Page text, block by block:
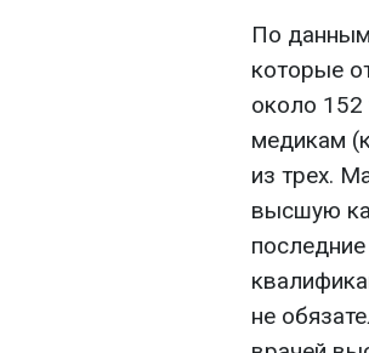
По
которые
около 152
медикам
из трех.
высшую
не